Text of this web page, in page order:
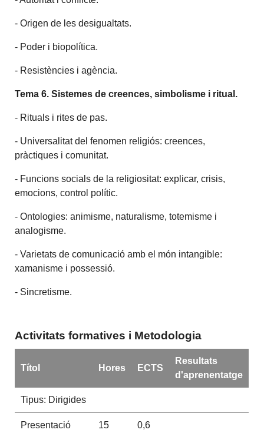
- Origen de les desigualtats.
- Poder i biopolítica.
- Resistències i agència.
Tema 6. Sistemes de creences, simbolisme i ritual.
- Rituals i rites de pas.
- Universalitat del fenomen religiós: creences,
pràctiques i comunitat.
- Funcions socials de la religiositat: explicar, crisis,
emocions, control polític.
- Ontologies: animisme, naturalisme, totemisme i
analogisme.
- Varietats de comunicació amb el món intangible:
xamanisme i possessió.
- Sincretisme.
Activitats formatives i Metodologia
Títol Hores ECTS
Resultats
d'aprenentatge
Tipus: Dirigides
Presentació
15 0,6